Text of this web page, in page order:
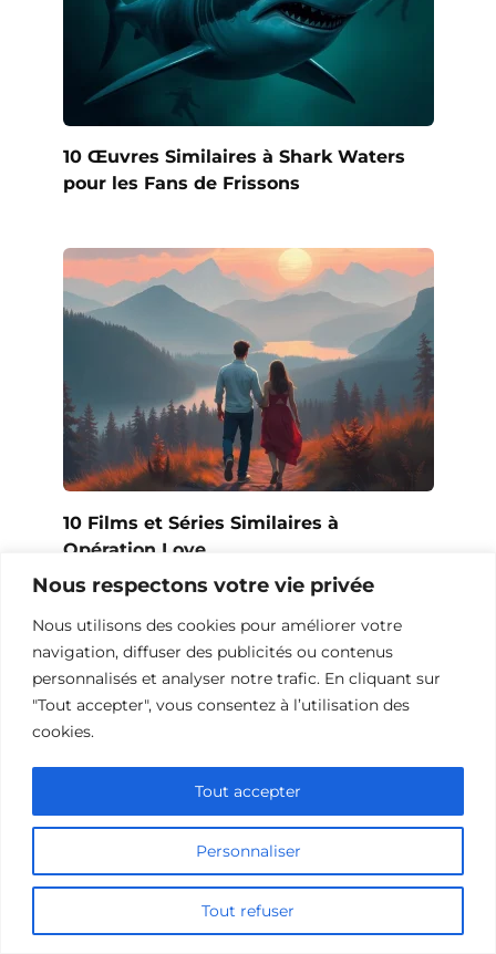
Nous respectons votre vie privée
Nous utilisons des cookies pour améliorer votre
navigation, diffuser des publicités ou contenus
personnalisés et analyser notre trafic. En cliquant sur
"Tout accepter", vous consentez à l’utilisation des
cookies.
Personnaliser
Tout refuser
Tout accepter
10 Œuvres Similaires à Shark Waters
pour les Fans de Frissons
10 Films et Séries Similaires à
Opération Love
10 Œuvres Similaires à Urban Racer
pour les Fans de Vitesse